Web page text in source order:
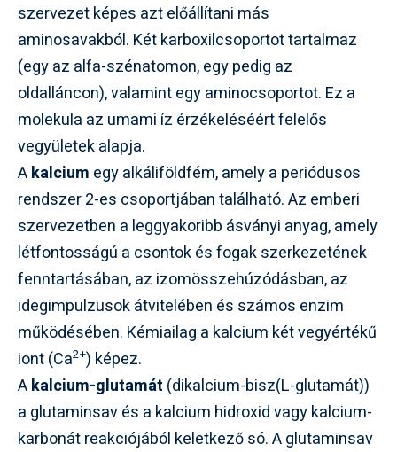
szervezet képes azt előállítani más
aminosavakból. Két karboxilcsoportot tartalmaz
(egy az alfa-szénatomon, egy pedig az
oldalláncon), valamint egy aminocsoportot. Ez a
molekula az umami íz érzékeléséért felelős
vegyületek alapja.
Akalcium egy alkáliföldfém, amely a periódusos
rendszer 2-es csoportjában található. Az emberi
szervezetben a leggyakoribb ásványi anyag, amely
létfontosságú a csontok és fogak szerkezetének
fenntartásában, az izomösszehúzódásban, az
idegimpulzusok átvitelében és számos enzim
működésében. Kémiailag a kalcium két vegyértékű
iont (Ca2+) képez.
Akalcium-glutamát (dikalcium-bisz(L-glutamát))
a glutaminsav és a kalcium hidroxid vagy kalcium-
karbonát reakciójából keletkező só. A glutaminsav